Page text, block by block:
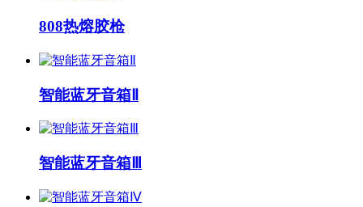
808热熔胶枪
智能蓝牙音箱Ⅱ
智能蓝牙音箱Ⅲ